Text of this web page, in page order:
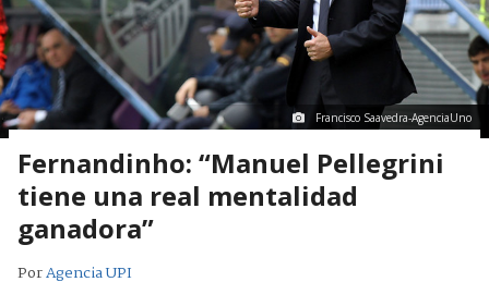
Francisco Saavedra-AgenciaUno
Fernandinho: “Manuel Pellegrini
tiene una real mentalidad
ganadora”
PorAgencia UPI